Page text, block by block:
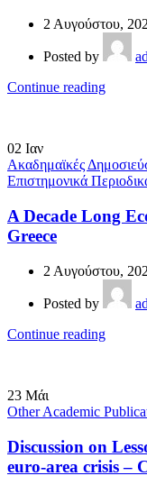
2 Αυγούστου,
Posted by
Continue reading
02 Ιαν
Ακαδημαϊκές
Επιστημονικά
A Decade Long
Greece
2 Αυγούστου,
Posted by
Continue reading
23 Μάι
Other Academic
Discussion on
euro-area crisis –